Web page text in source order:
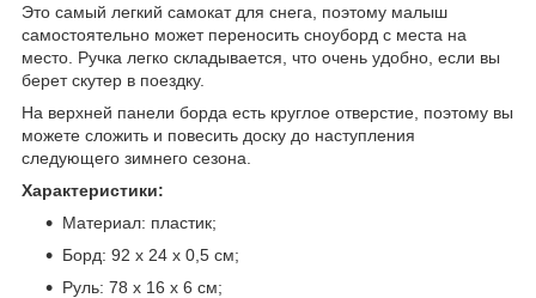
Это самый легкий самокат для снега, поэтому малыш
самостоятельно может переносить сноуборд с места на
место. Ручка легко складывается, что очень удобно, если вы
берет скутер в поездку.
На верхней панели борда есть круглое отверстие, поэтому вы
можете сложить и повесить доску до наступления
следующего зимнего сезона.
Характеристики:
Материал: пластик;
Борд: 92 х 24 х 0,5 см;
Руль: 78 х 16 х 6 см;